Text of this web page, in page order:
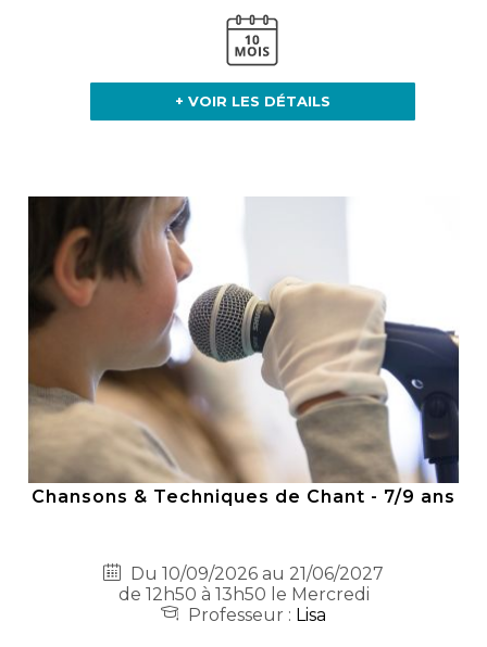
+ VOIR LES DÉTAILS
Chansons & Techniques de Chant - 7/9 ans
Du 10/09/2026 au 21/06/2027
de 12h50 à 13h50 le Mercredi
Professeur : Lisa